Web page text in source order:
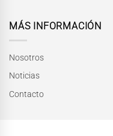
MÁS INFORMACIÓN
Nosotros
Noticias
Contacto